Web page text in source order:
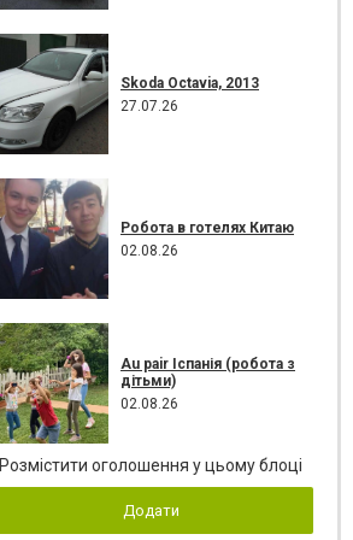
Skoda Octavia, 2013
27.07.26
Робота в готелях Китаю
02.08.26
Au pair Іспанія (робота з
дітьми)
02.08.26
Розмістити оголошення у цьому блоці
Додати